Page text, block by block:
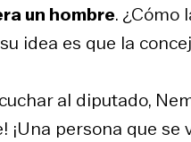
un hombre. ¿Cómo
idea es que la
al diputado,
¡Una persona que